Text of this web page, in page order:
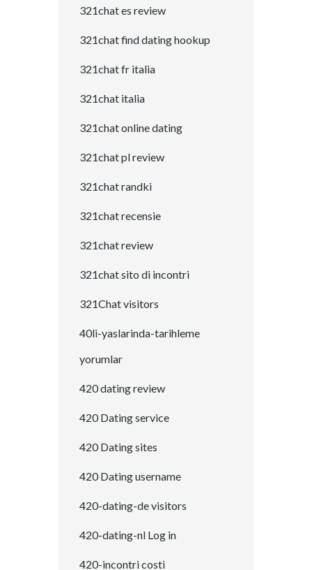
321chat es review
321chat find dating hookup
321chat fr italia
321chat italia
321chat online dating
321chat pl review
321chat randki
321chat recensie
321chat review
321chat sito di incontri
321Chat visitors
40li-yaslarinda-tarihleme
yorumlar
420 dating review
420 Dating service
420 Dating sites
420 Dating username
420-dating-de visitors
420-dating-nl Log in
420-incontri costi